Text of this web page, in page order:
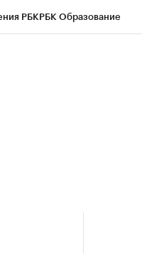
РБКРБК Образование